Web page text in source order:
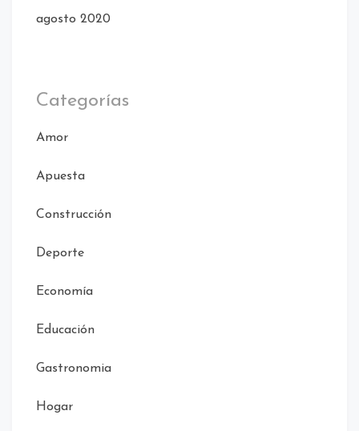
agosto 2020
Categorías
Amor
Apuesta
Construcción
Deporte
Economía
Educación
Gastronomia
Hogar